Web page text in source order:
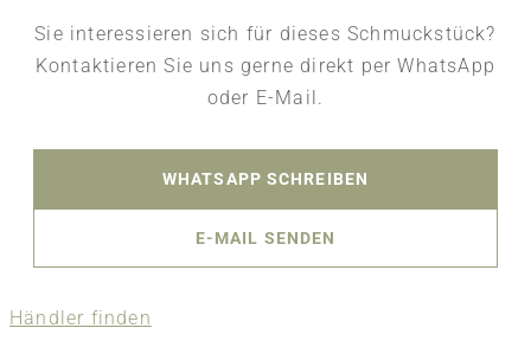
Sie interessieren sich für dieses Schmuckstück?
Kontaktieren Sie uns gerne direkt per WhatsApp
oder E-Mail.
WHATSAPP SCHREIBEN
E-MAIL SENDEN
Händler finden